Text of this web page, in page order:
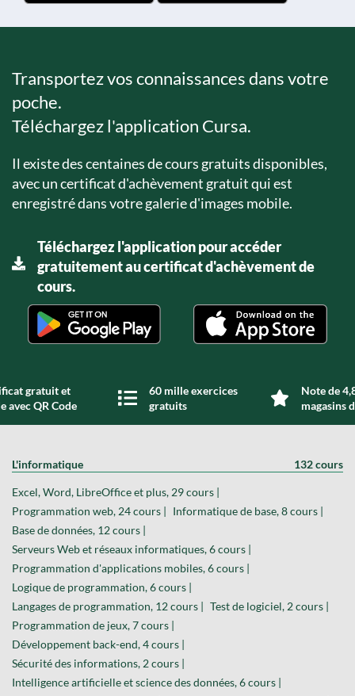
Transportez vos connaissances dans votre
poche.
Téléchargez l'application Cursa.
Il existe des centaines de cours gratuits disponibles,
avec un certificat d'achèvement gratuit qui est
enregistré dans votre galerie d'images mobile.
Téléchargez l'application pour accéder
gratuitement au certificat d'achèvement de
cours.
gratuit et
avec QR Code
60 mille exercices
gratuits
Note de
magasins
L'informatique 132 cours
Excel, Word, LibreOffice et plus, 29 cours |
Programmation web, 24 cours | Informatique de base, 8 cours |
Base de données, 12 cours |
Serveurs Web et réseaux informatiques, 6 cours |
Programmation d'applications mobiles, 6 cours |
Logique de programmation, 6 cours |
Langages de programmation, 12 cours | Test de logiciel, 2 cours |
Programmation de jeux, 7 cours |
Développement back-end, 4 cours |
Sécurité des informations, 2 cours |
Intelligence artificielle et science des données, 6 cours |